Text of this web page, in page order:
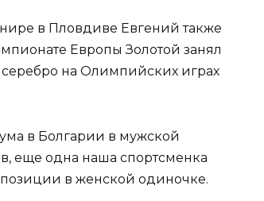
в Пловдиве Евгений также
Европы Золотой занял
серебро на Олимпийских играх
в Болгарии в мужской
еще одна наша спортсменка
в женской одиночке.